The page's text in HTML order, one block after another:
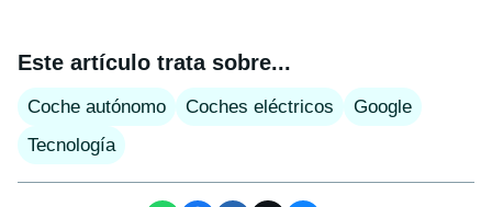
Este artículo trata sobre...
Coche autónomo Coches eléctricos
Google
Tecnología